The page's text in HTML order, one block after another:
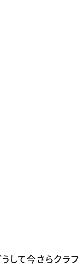
して今さらクラフ